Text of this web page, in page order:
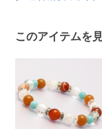
このアイテムを